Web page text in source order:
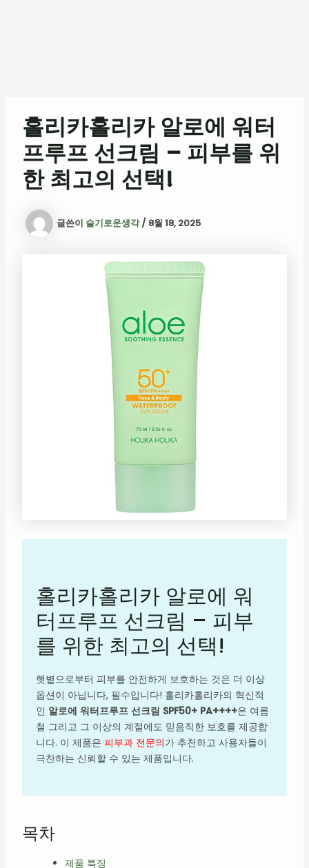
홀리카홀리카 알로에 워터
프루프 선크림 – 피부를 위
한 최고의 선택!
글쓴이 슬기로운생각/ 8월 18, 2025
홀리카홀리카 알로에 워
터프루프 선크림 – 피부
를 위한 최고의 선택!
햇볕으로부터 피부를 안전하게 보호하는 것은 더 이상
옵션이 아닙니다, 필수입니다! 홀리카홀리카의 혁신적
인 알로에 워터프루프 선크림 SPF50+ PA++++은 여름
철 그리고 그 이상의 계절에도 믿음직한 보호를 제공합
니다. 이 제품은 피부과 전문의가 추천하고 사용자들이
극찬하는 신뢰할 수 있는 제품입니다.
목차
제품 특징